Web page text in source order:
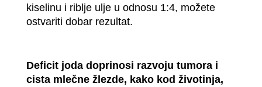
kiselinu i riblje ulje u odnosu 1:4, možete
ostvariti dobar rezultat.
Deficit joda doprinosi razvoju tumora i
cista mlečne žlezde, kako kod životinja,